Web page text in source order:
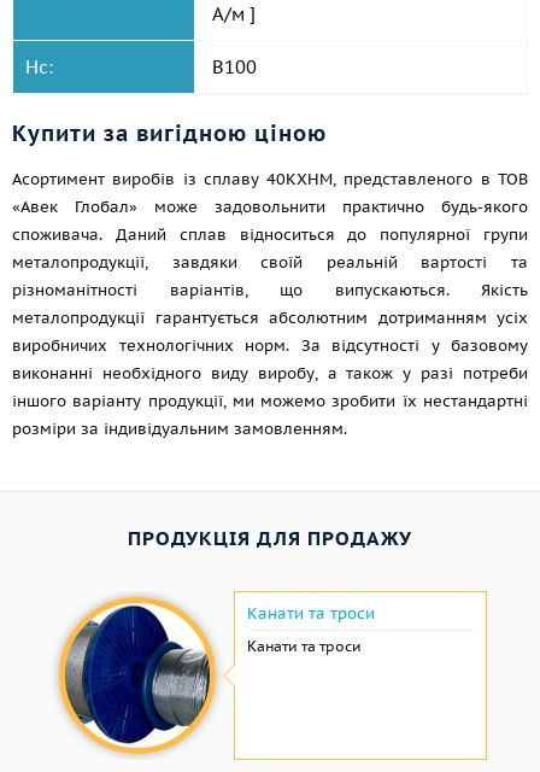
А/м ]
Hc: B100
Купити за вигідною ціною
Асортимент виробів із сплаву 40КХНМ, представленого в ТОВ
«Авек Глобал» може задовольнити практично будь-якого
споживача. Даний сплав відноситься до популярної групи
металопродукції, завдяки своїй реальній вартості та
різноманітності варіантів, що випускаються. Якість
металопродукції гарантується абсолютним дотриманням усіх
виробничих технологічних норм. За відсутності у базовому
виконанні необхідного виду виробу, а також у разі потреби
іншого варіанту продукції, ми можемо зробити їх нестандартні
розміри за індивідуальним замовленням.
ПРОДУКЦІЯ ДЛЯ ПРОДАЖУ
Канати та троси
Канати та троси